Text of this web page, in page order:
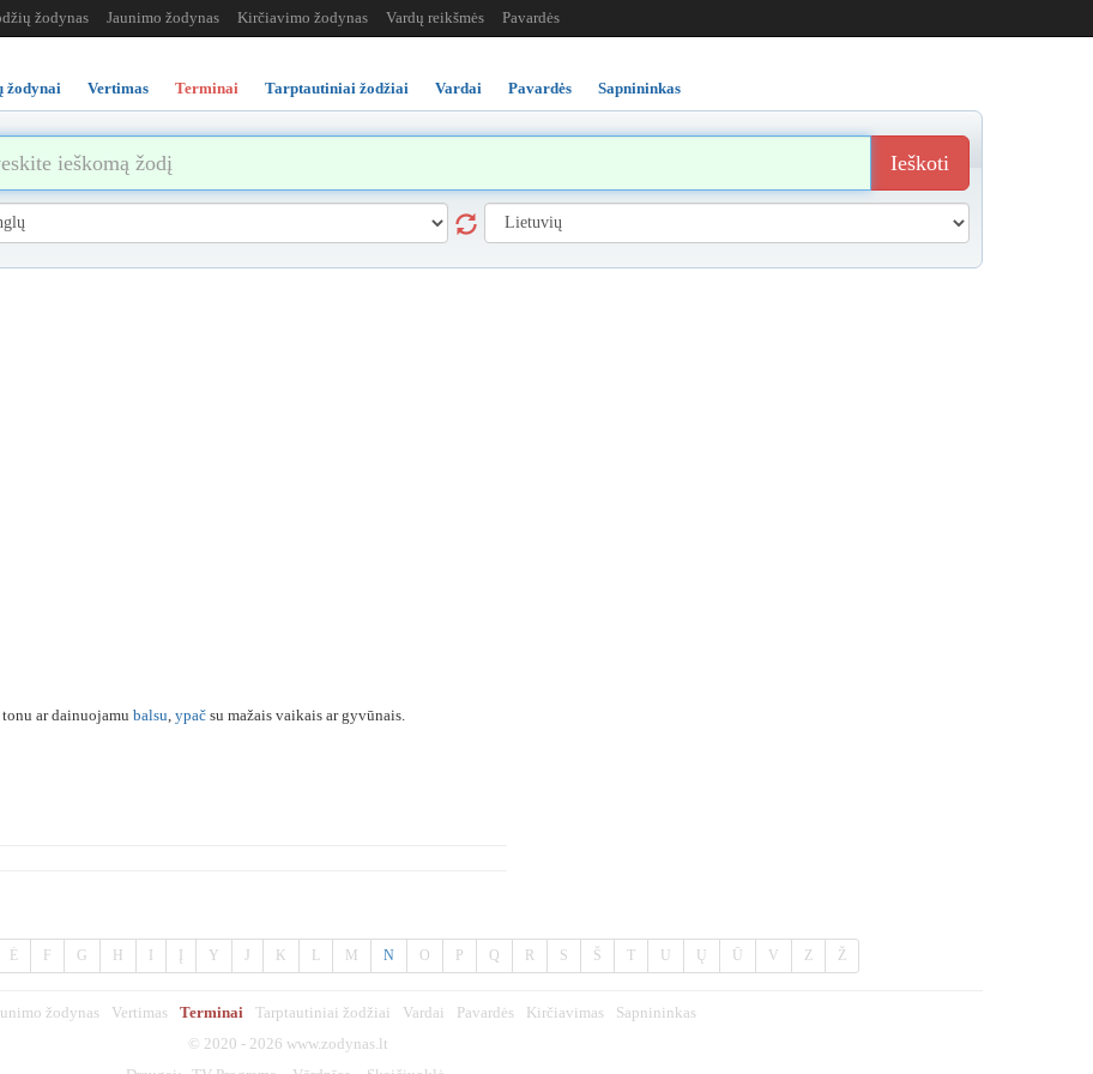
žodynas Jaunimo žodynas Kirčiavimo žodynas Vardų reikšmės Pavardės
žodynai Vertimas Terminai Tarptautiniai žodžiai Vardai Pavardės Sapnininkas
Ieškoti
ar dainuojamu balsu, ypač su mažais vaikais ar gyvūnais.
Ė F G H Y J K L M N O P Q R S Š T U Ų Ū V Z Ž
žodynas Vertimas Terminai Tarptautiniai žodžiai Vardai Pavardės Kirčiavimas
Sapnininkas
© 2020 - 2026 www.zodynas.lt